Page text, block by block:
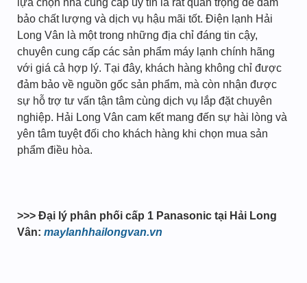
lựa chọn nhà cung cấp uy tín là rất quan trọng để đảm
bảo chất lượng và dịch vụ hậu mãi tốt. Điện lạnh Hải
Long Vân là một trong những địa chỉ đáng tin cậy,
chuyên cung cấp các sản phẩm máy lạnh chính hãng
với giá cả hợp lý. Tại đây, khách hàng không chỉ được
đảm bảo về nguồn gốc sản phẩm, mà còn nhận được
sự hỗ trợ tư vấn tận tâm cùng dịch vụ lắp đặt chuyên
nghiệp. Hải Long Vân cam kết mang đến sự hài lòng và
yên tâm tuyệt đối cho khách hàng khi chọn mua sản
phẩm điều hòa.
>>> Đại lý phân phối cấp 1 Panasonic tại Hải Long
Vân: maylanhhailongvan.vn